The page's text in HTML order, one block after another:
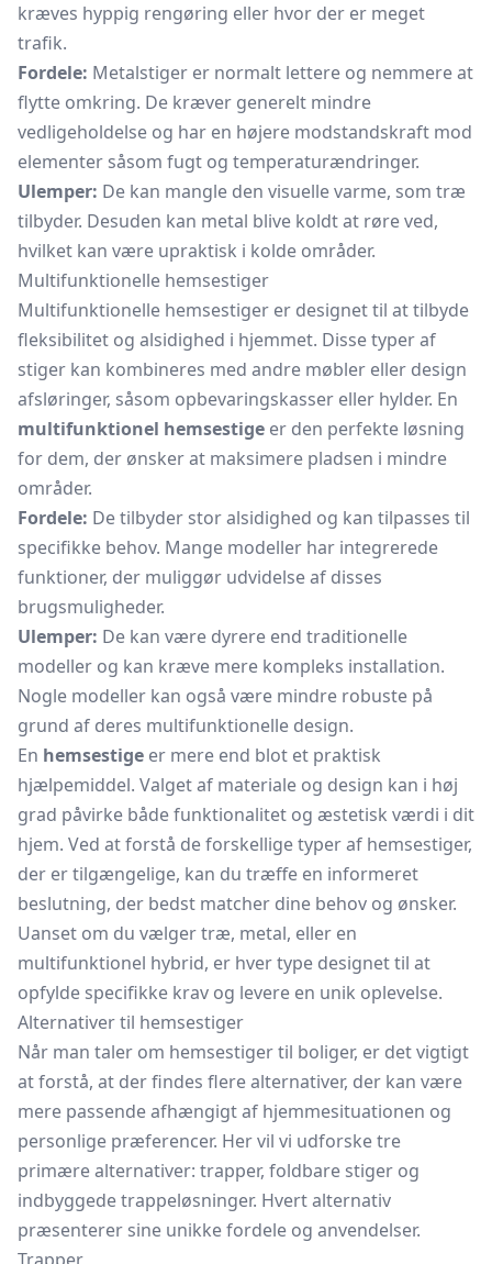
kræves hyppig rengøring eller hvor der er meget
trafik.
Fordele: Metalstiger er normalt lettere og nemmere at
flytte omkring. De kræver generelt mindre
vedligeholdelse og har en højere modstandskraft mod
elementer såsom fugt og temperaturændringer.
Ulemper: De kan mangle den visuelle varme, som træ
tilbyder. Desuden kan metal blive koldt at røre ved,
hvilket kan være upraktisk i kolde områder.
Multifunktionelle hemsestiger
Multifunktionelle hemsestiger er designet til at tilbyde
fleksibilitet og alsidighed i hjemmet. Disse typer af
stiger kan kombineres med andre møbler eller design
afsløringer, såsom opbevaringskasser eller hylder. En
multifunktionel hemsestige er den perfekte løsning
for dem, der ønsker at maksimere pladsen i mindre
områder.
Fordele: De tilbyder stor alsidighed og kan tilpasses til
specifikke behov. Mange modeller har integrerede
funktioner, der muliggør udvidelse af disses
brugsmuligheder.
Ulemper: De kan være dyrere end traditionelle
modeller og kan kræve mere kompleks installation.
Nogle modeller kan også være mindre robuste på
grund af deres multifunktionelle design.
En hemsestige er mere end blot et praktisk
hjælpemiddel. Valget af materiale og design kan i høj
grad påvirke både funktionalitet og æstetisk værdi i dit
hjem. Ved at forstå de forskellige typer af hemsestiger,
der er tilgængelige, kan du træffe en informeret
beslutning, der bedst matcher dine behov og ønsker.
Uanset om du vælger træ, metal, eller en
multifunktionel hybrid, er hver type designet til at
opfylde specifikke krav og levere en unik oplevelse.
Alternativer til hemsestiger
Når man taler om hemsestiger til boliger, er det vigtigt
at forstå, at der findes flere alternativer, der kan være
mere passende afhængigt af hjemmesituationen og
personlige præferencer. Her vil vi udforske tre
primære alternativer: trapper, foldbare stiger og
indbyggede trappeløsninger. Hvert alternativ
præsenterer sine unikke fordele og anvendelser.